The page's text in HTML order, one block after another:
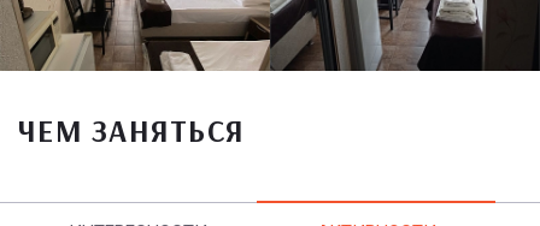
ЧЕМ ЗАНЯТЬСЯ